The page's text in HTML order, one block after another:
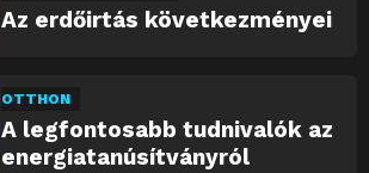
Az erdőirtás következményei
OTTHON
A legfontosabb tudnivalók az
energiatanúsítványról